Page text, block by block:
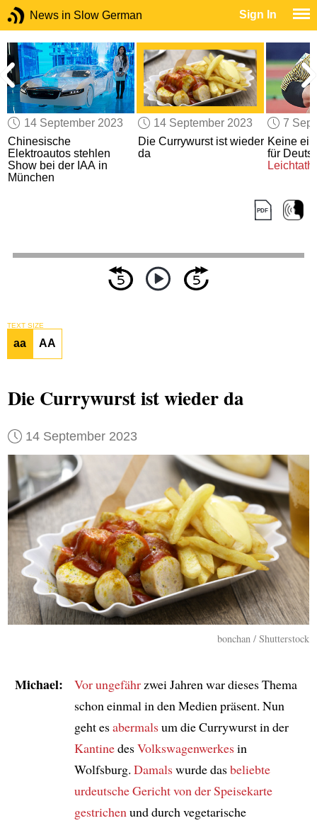
News in Slow German Sign In
14 September 2023
Chinesische
Elektroautos stehlen
Show bei der IAA in
München
14 September 2023
Die Currywurst ist wieder
da
7
Keine
für
TEXT SIZE
aa AA
Die Currywurst ist wieder da
14 September 2023
bonchan / Shutterstock
Michael: Vor ungefährzwei Jahren war dieses Thema
schon einmal in den Medien präsent. Nun
geht esabermalsum die Currywurst in der
KantinedesVolkswagenwerkesin
Wolfsburg. Damalswurde dasbeliebte
urdeutsche Gerichtvon der Speisekarte
gestrichen und durch vegetarische